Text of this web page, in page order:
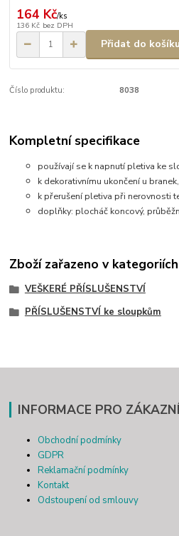
164 Kč/ks
136 Kč bez DPH
Přidat do košíku
Číslo produktu: 8038
Kompletní specifikace
používají se k napnutí pletiva ke
k dekorativnímu ukončení u branek,
k přerušení pletiva při nerovnosti
doplňky: plocháč koncový,
Zboží zařazeno v kategoriích
VEŠKERÉ PŘÍSLUŠENSTVÍ
PŘÍSLUŠENSTVÍ ke sloupkům
INFORMACE PRO
Obchodní podmínky
GDPR
Reklamační podmínky
Kontakt
Odstoupení od smlouvy